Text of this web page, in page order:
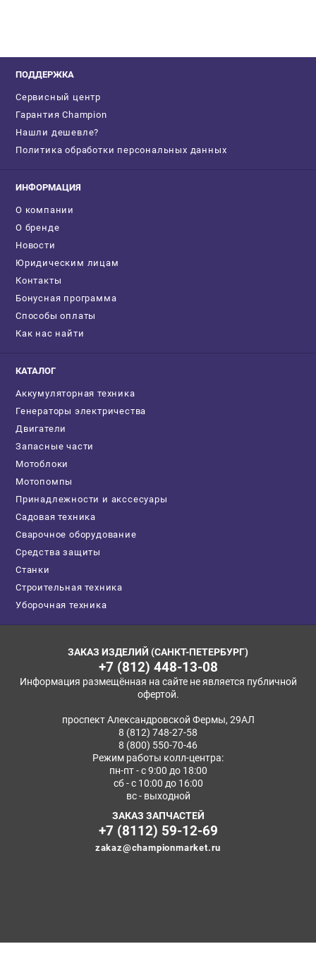
ПОДДЕРЖКА
Сервисный центр
Гарантия Champion
Нашли дешевле?
Политика обработки персональных данных
ИНФОРМАЦИЯ
О компании
О бренде
Новости
Юридическим лицам
Контакты
Бонусная программа
Способы оплаты
Как нас найти
КАТАЛОГ
Аккумуляторная техника
Генераторы электричества
Двигатели
Запасные части
Мотоблоки
Мотопомпы
Принадлежности и акссесуары
Садовая техника
Сварочное оборудование
Средства защиты
Станки
Строительная техника
Уборочная техника
ЗАКАЗ ИЗДЕЛИЙ (САНКТ-ПЕТЕРБУРГ)
+7 (812) 448-13-08
Информация размещённая на сайте не является публичной
офертой.
проспект Александровской Фермы, 29АЛ
8 (812) 748-27-58
8 (800) 550-70-46
Режим работы колл-центра:
пн-пт - с 9:00 до 18:00
сб - с 10:00 до 16:00
вс - выходной
ЗАКАЗ ЗАПЧАСТЕЙ
+7 (8112) 59-12-69
zakaz@championmarket.ru